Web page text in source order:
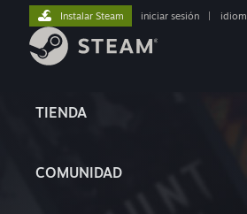
TIENDA
COMUNIDAD
Instalar Steam iniciar sesión